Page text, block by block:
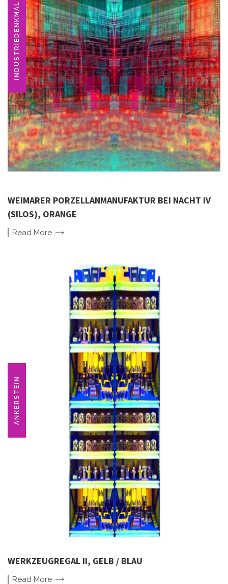
INDUSTRIEDENKMAL
WEIMARER PORZELLANMANUFAKTUR BEI NACHT IV
(SILOS), ORANGE
Read More
ANKERSTEIN
WERKZEUGREGAL II, GELB / BLAU
Read More